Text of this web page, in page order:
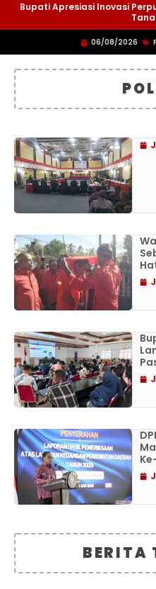
Bupati Apresiasi Inovasi
06/08/2026
BERITA